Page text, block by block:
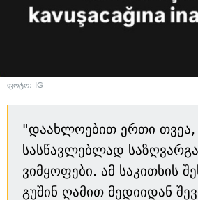
ფოტო: IG
"დაახლოებით ერთი თვეა,
სასწავლებლად
ვიმყოფები. ამ საკითხის
გუშინ ღამით მედიიდან